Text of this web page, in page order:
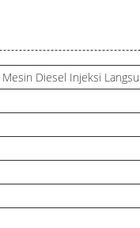
Diesel Injeksi